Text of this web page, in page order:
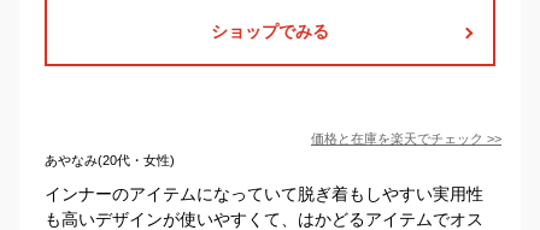
ショップでみる
価格と在庫を楽天でチェック >>
あやなみ(20代・女性)
インナーのアイテムになっていて脱ぎ着もしやすい実用性
も高いデザインが使いやすくて、はかどるアイテムでオス